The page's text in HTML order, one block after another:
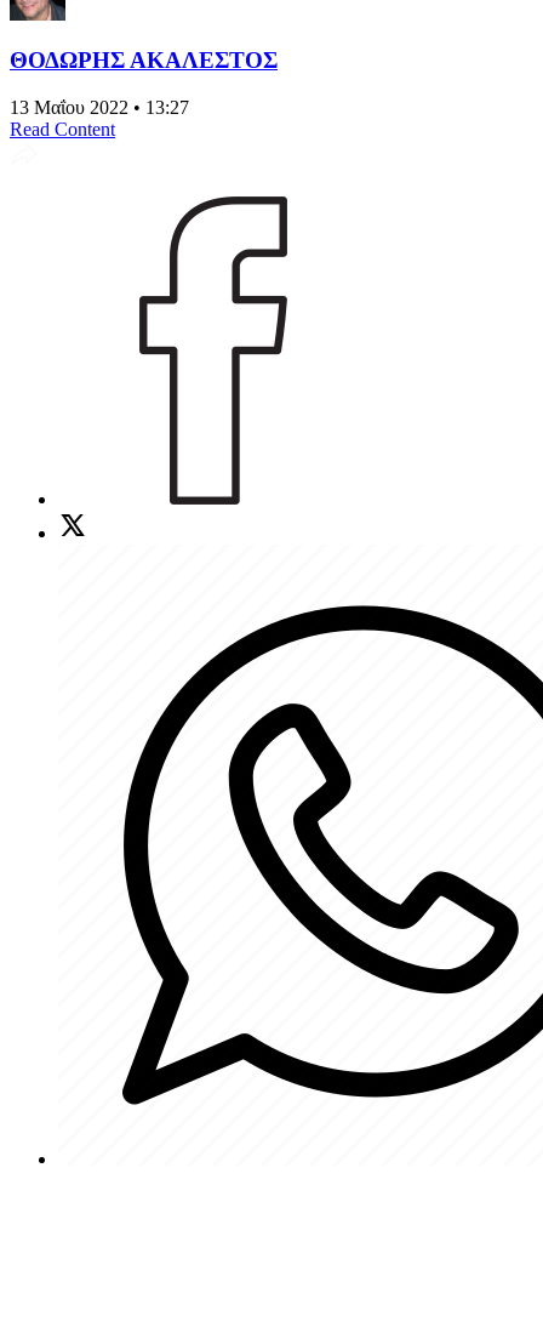
ΘΟΔΩΡΗΣ ΑΚΑΛΕΣΤΟΣ
13 Μαΐου 2022 • 13:27
Read Content